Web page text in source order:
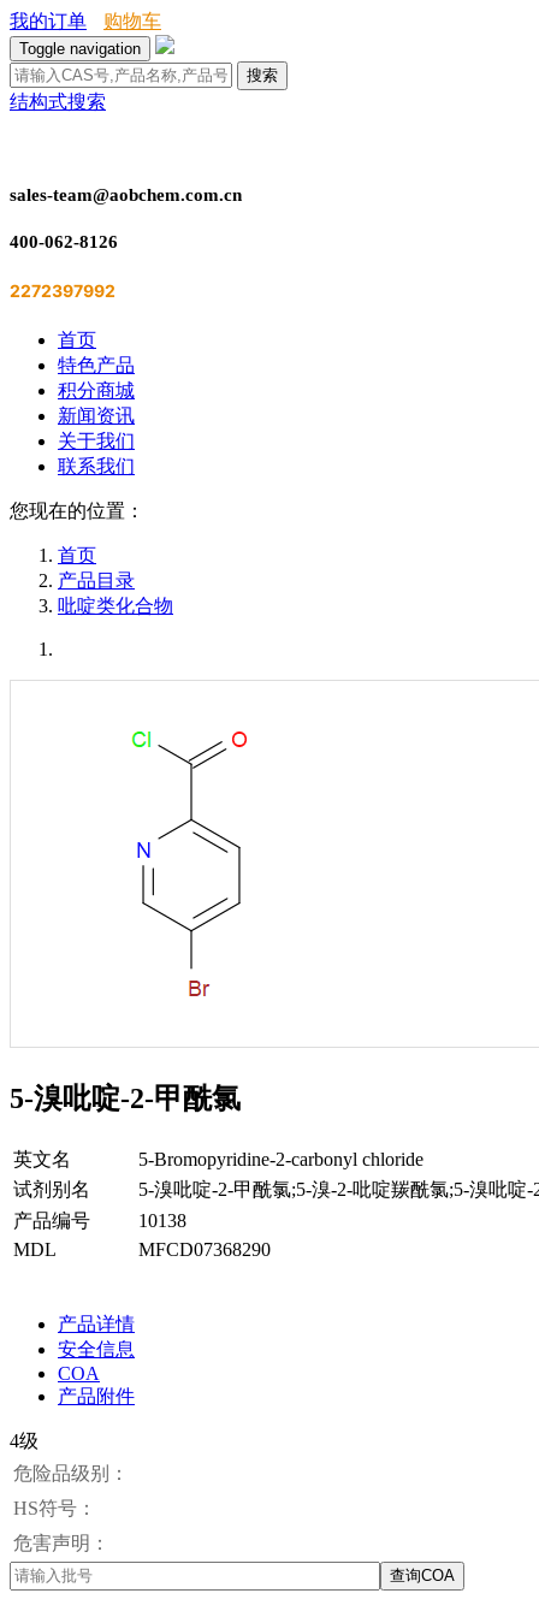
我的订单 购物车
Toggle navigation
搜索
结构式搜索
sales-team@aobchem.com.cn
400-062-8126
2272397992
首页
特色产品
积分商城
新闻资讯
关于我们
联系我们
您现在的位置：
首页
产品目录
吡啶类化合物
5-溴吡啶-2-甲酰氯
英文名
5-Bromopyridine-2-carbonyl chloride
试剂别名
5-溴吡啶-2-甲酰氯;5-溴-2-吡啶羰酰氯;5-溴吡啶-
产品编号
10138
MDL
MFCD07368290
产品详情
安全信息
COA
产品附件
4级
危险品级别：
HS符号：
危害声明：
查询COA